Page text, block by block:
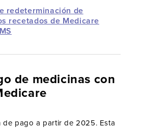
redeterminación de
recetados de Medicare
de medicinas con
de pago a partir de 2025. Esta